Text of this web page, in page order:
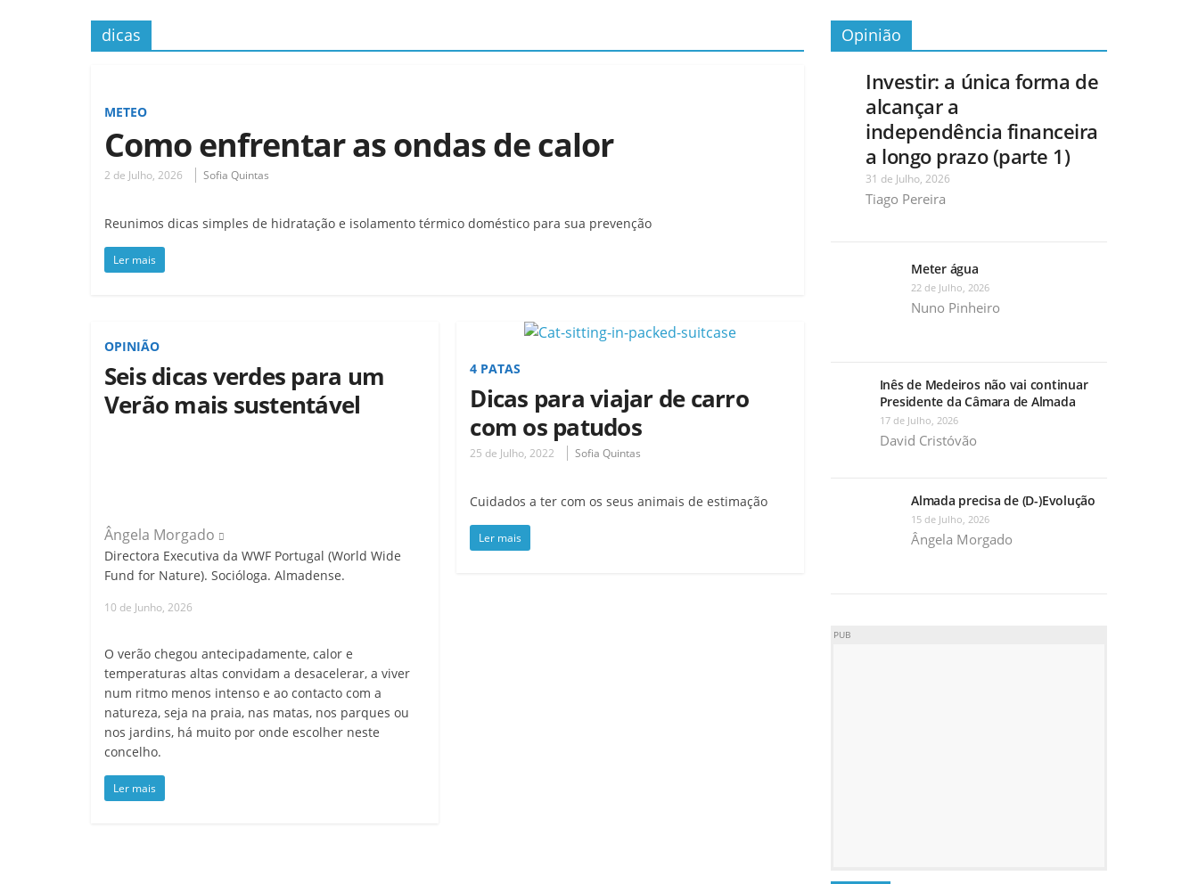
dicas
METEO
Como enfrentar as ondas de calor
2 de Julho, 2026 Sofia Quintas
Reunimos dicas simples de hidratação e isolamento térmico doméstico para sua prevenção
Ler mais
OPINIÃO
Seis dicas verdes para um
Verão mais sustentável
Ângela Morgado
Directora Executiva da WWF Portugal (World Wide
Fund for Nature). Socióloga. Almadense.
10 de Junho, 2026
O verão chegou antecipadamente, calor e
temperaturas altas convidam a desacelerar, a viver
num ritmo menos intenso e ao contacto com a
natureza, seja na praia, nas matas, nos parques ou
nos jardins, há muito por onde escolher neste
concelho.
Ler mais
4 PATAS
Dicas para viajar de carro
com os patudos
25 de Julho, 2022 Sofia Quintas
Cuidados a ter com os seus animais de estimação
Ler mais
Opinião
Investir: a única forma de
alcançar a
independência financeira
a longo prazo (parte 1)
31 de Julho, 2026
Tiago Pereira
Meter água
22 de Julho, 2026
Nuno Pinheiro
Inês de Medeiros não vai continuar
Presidente da Câmara de Almada
17 de Julho, 2026
David Cristóvão
Almada precisa de (D-)Evolução
15 de Julho, 2026
Ângela Morgado
PUB